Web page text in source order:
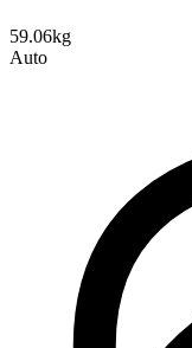
59.06kg
Auto